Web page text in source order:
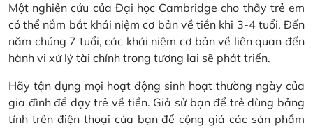
Một nghiên cứu của Đại học Cambridge cho thấy trẻ em
có thể nắm bắt khái niệm cơ bản về tiền khi 3-4 tuổi. Đến
năm chúng 7 tuổi, các khái niệm cơ bản về liên quan đến
hành vi xử lý tài chính trong tương lai sẽ phát triển.
Hãy tận dụng mọi hoạt động sinh hoạt thường ngày của
gia đình để dạy trẻ về tiền. Giả sử bạn để trẻ dùng bảng
tính trên điện thoại của bạn để cộng giá các sản phẩm